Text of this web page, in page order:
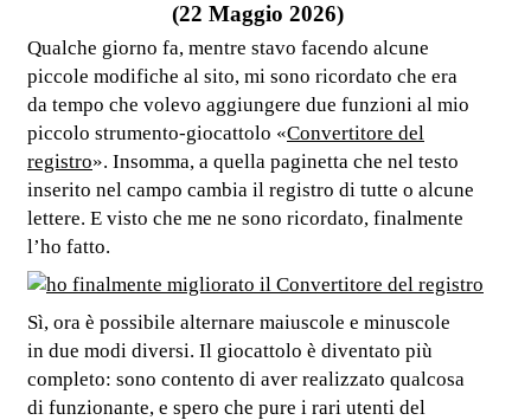
(22 Maggio 2026)
Qualche giorno fa, mentre stavo facendo alcune
piccole modifiche al sito, mi sono ricordato che era
da tempo che volevo aggiungere due funzioni al mio
piccolo strumento-giocattolo «Convertitore del
registro». Insomma, a quella paginetta che nel testo
inserito nel campo cambia il registro di tutte o alcune
lettere. E visto che me ne sono ricordato, finalmente
l’ho fatto.
Sì, ora è possibile alternare maiuscole e minuscole
in due modi diversi. Il giocattolo è diventato più
completo: sono contento di aver realizzato qualcosa
di funzionante, e spero che pure i rari utenti del